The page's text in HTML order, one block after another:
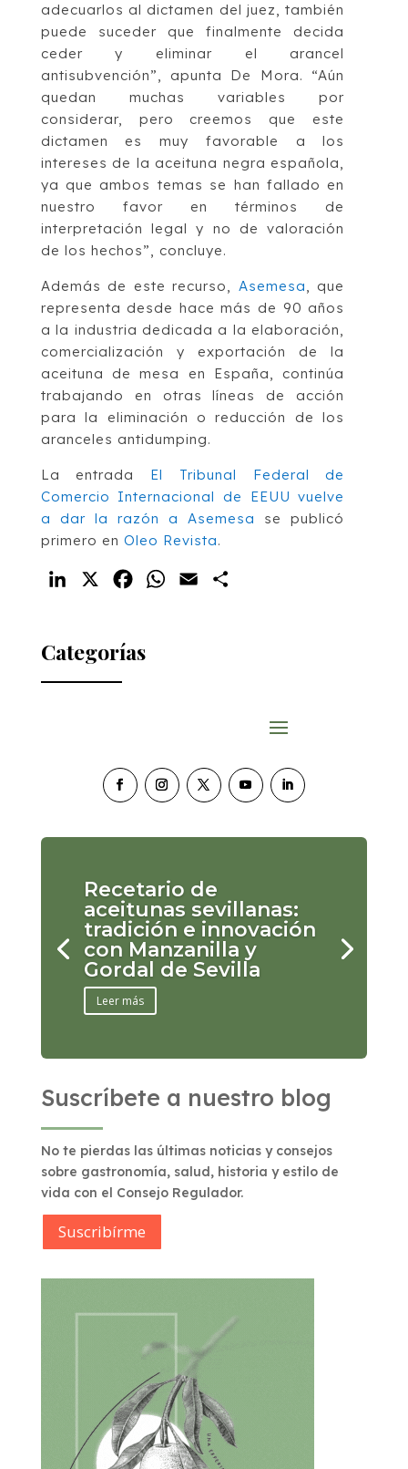
adecuarlos al dictamen del juez, también
puede suceder que finalmente decida
ceder y eliminar el arancel
antisubvención”, apunta De Mora. “Aún
quedan muchas variables por
considerar, pero creemos que este
dictamen es muy favorable a los
intereses de la aceituna negra española,
ya que ambos temas se han fallado en
nuestro favor en términos de
interpretación legal y no de valoración
de los hechos”, concluye.
Además de este recurso, Asemesa, que
representa desde hace más de 90 años
a la industria dedicada a la elaboración,
comercialización y exportación de la
aceituna de mesa en España, continúa
trabajando en otras líneas de acción
para la eliminación o reducción de los
aranceles antidumping.
La entrada El Tribunal Federal de
Comercio Internacional de EEUU vuelve
a dar la razón a Asemesa
se publicó
primero en Oleo Revista.
LinkedIn FacebookWhatsApp
Email
Categorías
Recetario de
aceitunas sevillanas:
tradición e innovación
con Manzanilla y
Gordal de Sevilla
Leer más
Suscríbete a nuestro blog
No te pierdas las últimas noticias y consejos
sobre gastronomía, salud, historia y estilo de
vida con el Consejo Regulador.
Suscribírme